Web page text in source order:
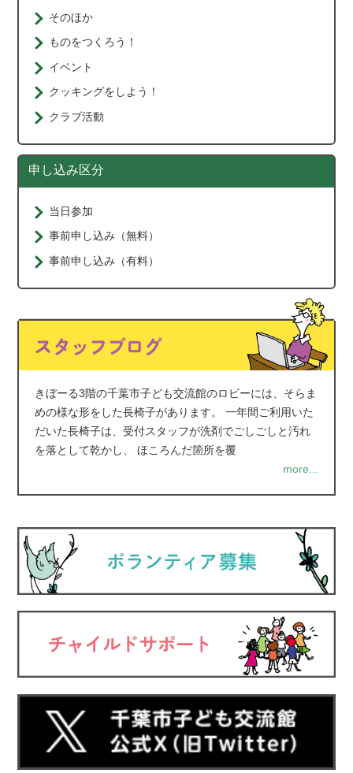
そのほか
ものをつくろう！
イベント
クッキングをしよう！
クラブ活動
申し込み区分
当日参加
事前申し込み（無料）
事前申し込み（有料）
きぼーる3階の千葉市子ども交流館のロビーには、そらま
めの様な形をした長椅子があります。 一年間ご利用いた
だいた長椅子は、受付スタッフが洗剤でごしごしと汚れ
を落として乾かし、 ほころんだ箇所を覆
more...